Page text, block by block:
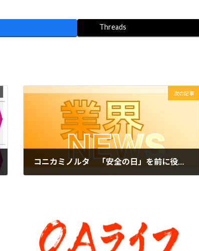
Threads
次の記事
コニカミノルタ 「安全の日」を前に役員等による生産拠点の視察を実施